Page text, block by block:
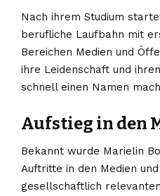
Nach ihrem Studium
berufliche Laufbahn mit
Bereichen Medien und
ihre Leidenschaft und
schnell einen Namen
Aufstieg in den
Bekannt wurde Marielin
Auftritte in den Medien
gesellschaftlich